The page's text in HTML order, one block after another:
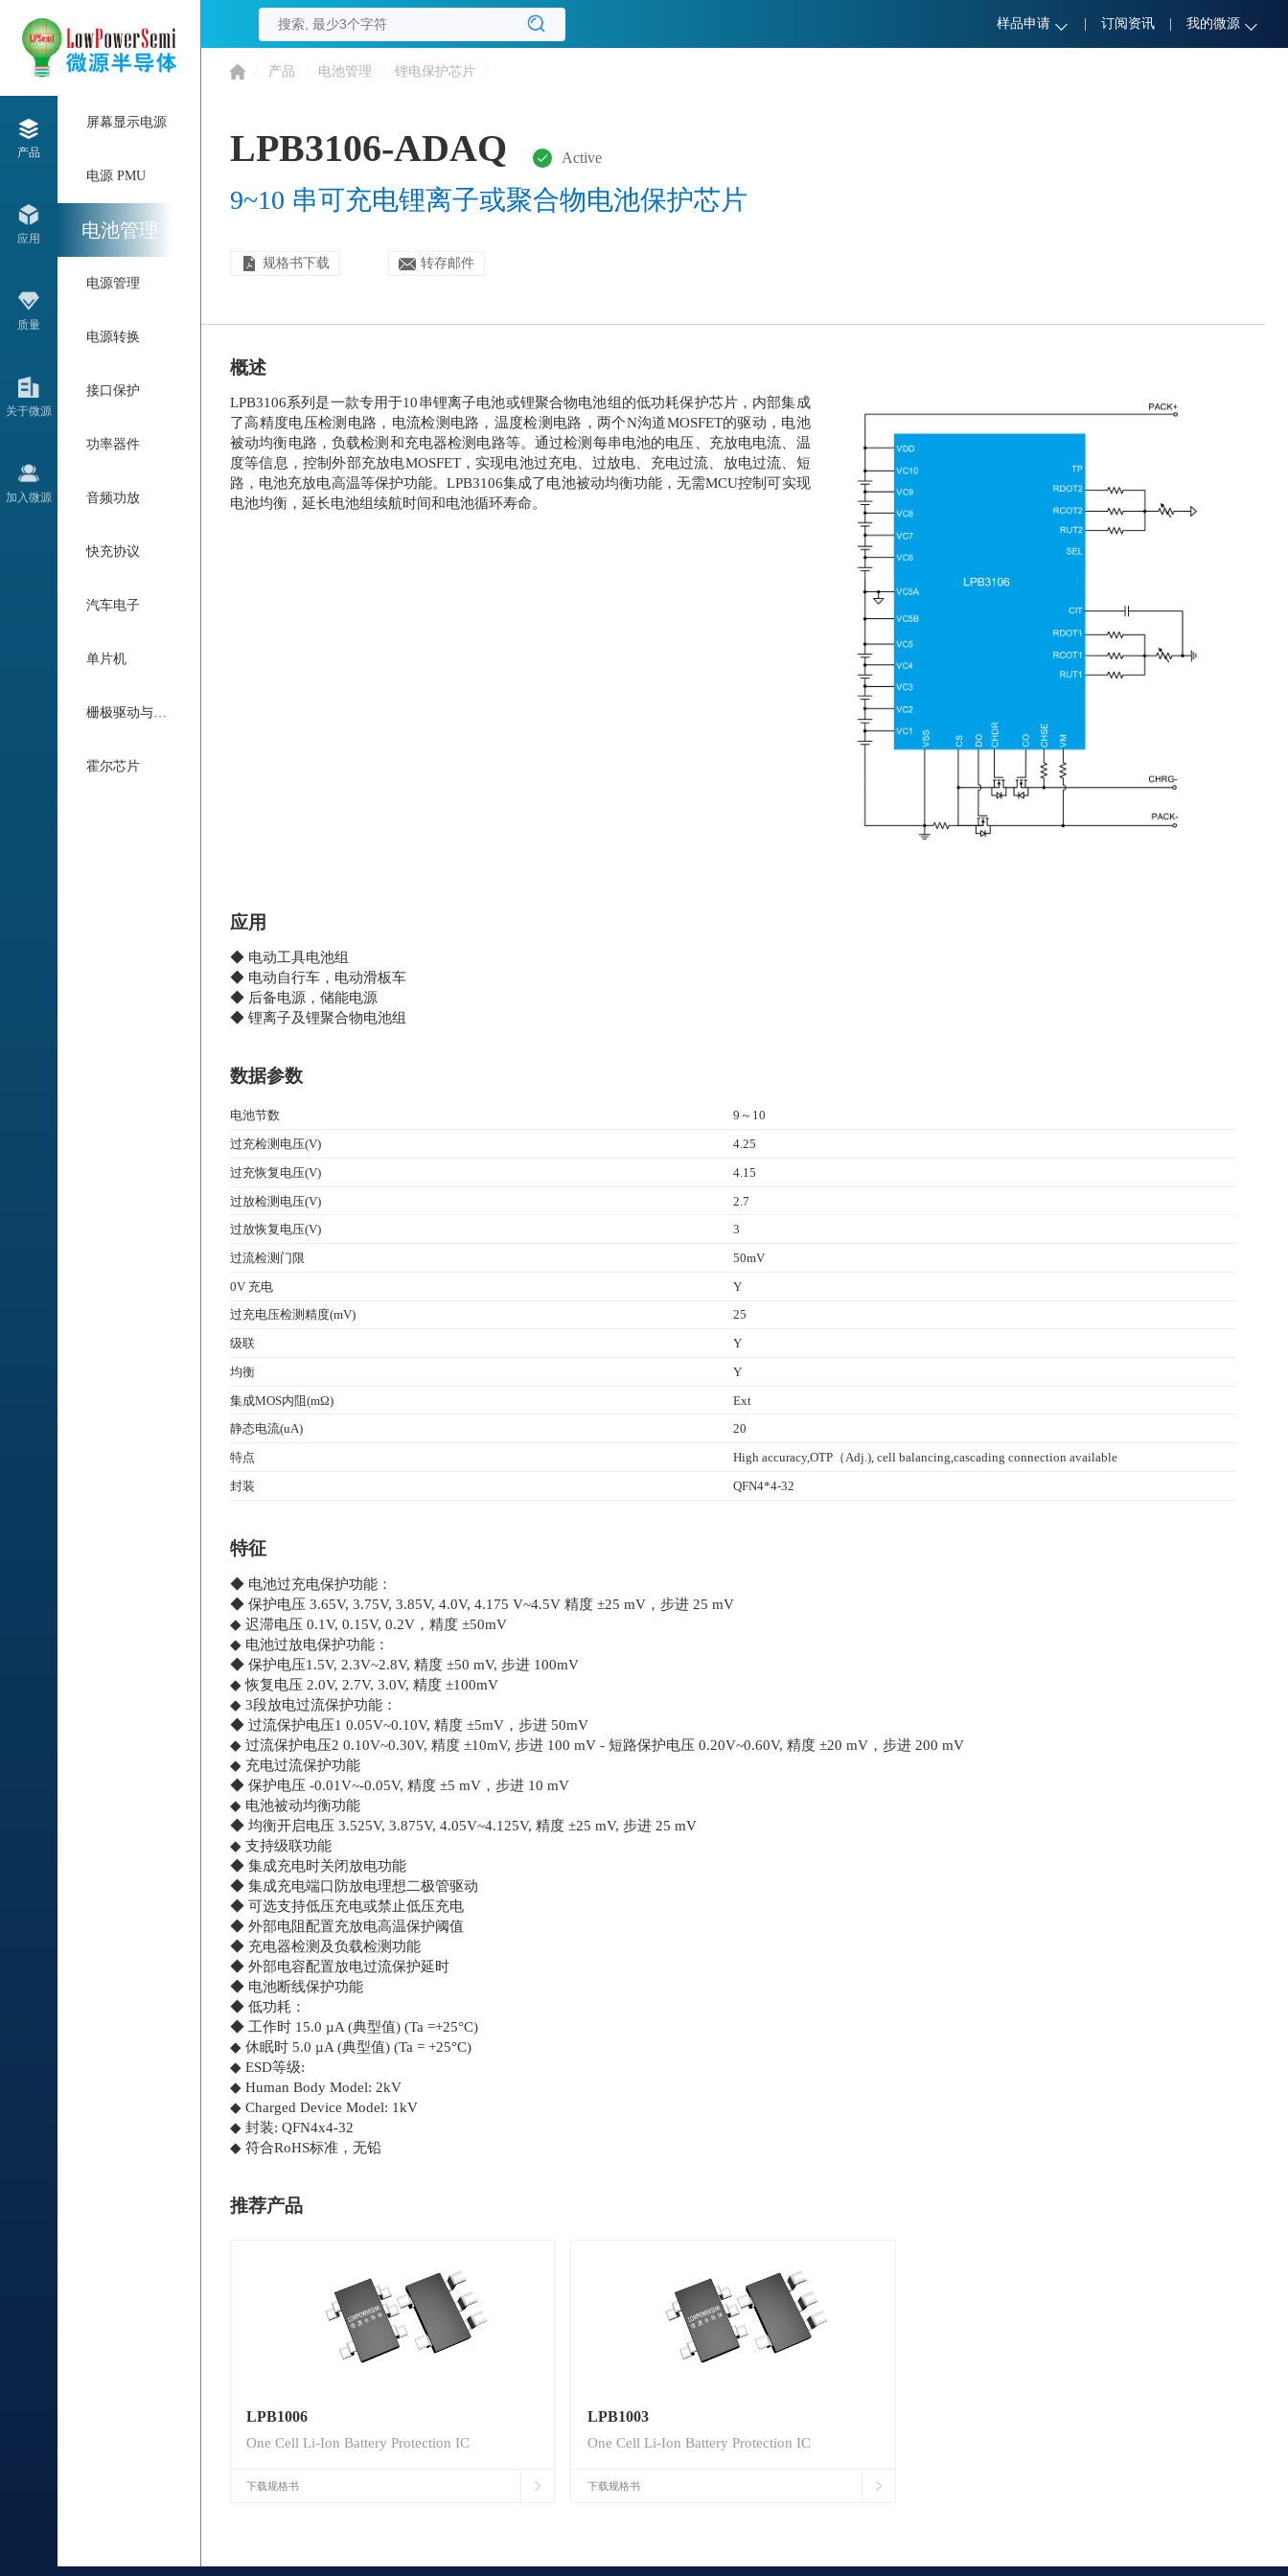
样品申请 订阅资讯 我的微源
产品
应用
质量
关于微源
加入微源
屏幕显示电源
电源 PMU
电池管理
电源管理
电源转换
接口保护
功率器件
音频功放
快充协议
汽车电子
单片机
栅极驱动与电机驱动
霍尔芯片
产品 电池管理 锂电保护芯片
LPB3106-ADAQ Active
9~10 串可充电锂离子或聚合物电池保护芯片
规格书下载 转存邮件
概述
LPB3106系列是一款专用于10串锂离子电池或锂聚合物电池组的低功耗保护芯片，内部集成
了高精度电压检测电路，电流检测电路，温度检测电路，两个N沟道MOSFET的驱动，电池
被动均衡电路，负载检测和充电器检测电路等。通过检测每串电池的电压、充放电电流、温
度等信息，控制外部充放电MOSFET，实现电池过充电、过放电、充电过流、放电过流、短
路，电池充放电高温等保护功能。LPB3106集成了电池被动均衡功能，无需MCU控制可实现
电池均衡，延长电池组续航时间和电池循环寿命。
应用
◆ 电动工具电池组
◆ 电动自行车，电动滑板车
◆ 后备电源，储能电源
◆ 锂离子及锂聚合物电池组
数据参数
电池节数
9～10
过充检测电压(V)
4.25
过充恢复电压(V)
4.15
过放检测电压(V)
2.7
过放恢复电压(V)
3
过流检测门限
50mV
0V 充电
Y
过充电压检测精度(mV)
25
级联
Y
均衡
Y
集成MOS内阻(mΩ)
Ext
静态电流(uA)
20
特点
High accuracy,OTP（Adj.), cell balancing,cascading connection available
封装
QFN4*4-32
特征
◆ 电池过充电保护功能：
◆ 保护电压 3.65V, 3.75V, 3.85V, 4.0V, 4.175 V~4.5V 精度 ±25 mV，步进 25 mV
◆ 迟滞电压 0.1V, 0.15V, 0.2V，精度 ±50mV
◆ 电池过放电保护功能：
◆ 保护电压1.5V, 2.3V~2.8V, 精度 ±50 mV, 步进 100mV
◆ 恢复电压 2.0V, 2.7V, 3.0V, 精度 ±100mV
◆ 3段放电过流保护功能：
◆ 过流保护电压1 0.05V~0.10V, 精度 ±5mV，步进 50mV
◆ 过流保护电压2 0.10V~0.30V, 精度 ±10mV, 步进 100 mV - 短路保护电压 0.20V~0.60V, 精度 ±20 mV，步进 200 mV
◆ 充电过流保护功能
◆ 保护电压 -0.01V~-0.05V, 精度 ±5 mV，步进 10 mV
◆ 电池被动均衡功能
◆ 均衡开启电压 3.525V, 3.875V, 4.05V~4.125V, 精度 ±25 mV, 步进 25 mV
◆ 支持级联功能
◆ 集成充电时关闭放电功能
◆ 集成充电端口防放电理想二极管驱动
◆ 可选支持低压充电或禁止低压充电
◆ 外部电阻配置充放电高温保护阈值
◆ 充电器检测及负载检测功能
◆ 外部电容配置放电过流保护延时
◆ 电池断线保护功能
◆ 低功耗：
◆ 工作时 15.0 µA (典型值) (Ta =+25°C)
◆ 休眠时 5.0 µA (典型值) (Ta = +25°C)
◆ ESD等级:
◆ Human Body Model: 2kV
◆ Charged Device Model: 1kV
◆ 封装: QFN4x4-32
◆ 符合RoHS标准，无铅
推荐产品
LPB1006
One Cell Li-Ion Battery Protection IC
下载规格书
LPB1003
One Cell Li-Ion Battery Protection IC
下载规格书